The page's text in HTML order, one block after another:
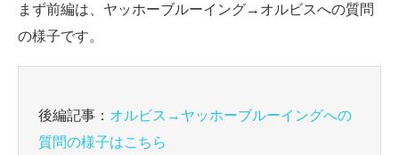
まず前編は、ヤッホーブルーイング→オルビスへの質問
の様子です。
後編記事： オルビス→ヤッホーブルーイングへの
質問の様子はこちら